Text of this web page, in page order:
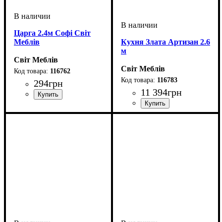
Царга 2.4м Софі Світ
Меблів
Світ Меблів
116762
294грн
Кухня Злата Артизан 2.6
м
Світ Меблів
116783
11 394грн
ширина, мм: 2600